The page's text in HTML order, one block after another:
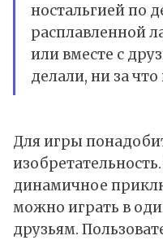
ностальгией по
расплавленной
или вместе с
делали, ни за
Для игры
динамичное
можно играть в
друзьям.